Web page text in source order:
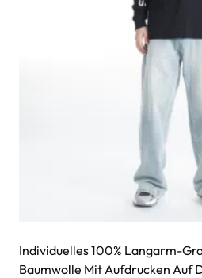
Individuelles 100% Langarm-
Baumwolle Mit Aufdrucken Auf